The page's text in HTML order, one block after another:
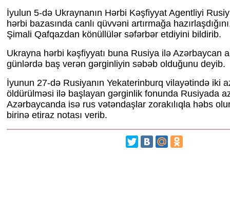
İyulun 5-də Ukraynanın Hərbi Kəşfiyyat Agentliyi
hərbi bazasında canlı qüvvəni artırmağa
Şimali Qafqazdan könüllülər səfərbər etdiyini bildirib.
Ukrayna hərbi kəşfiyyatı buna Rusiya ilə Azərbaycan
günlərdə baş verən gərginliyin səbəb olduğunu deyib.
İyunun 27-də Rusiyanın Yekaterinburq vilayətində iki
öldürülməsi ilə başlayan gərginlik fonunda Rusiyada
Azərbaycanda isə rus vətəndaşlar zorakılıqla həbs
birinə etiraz notası verib.